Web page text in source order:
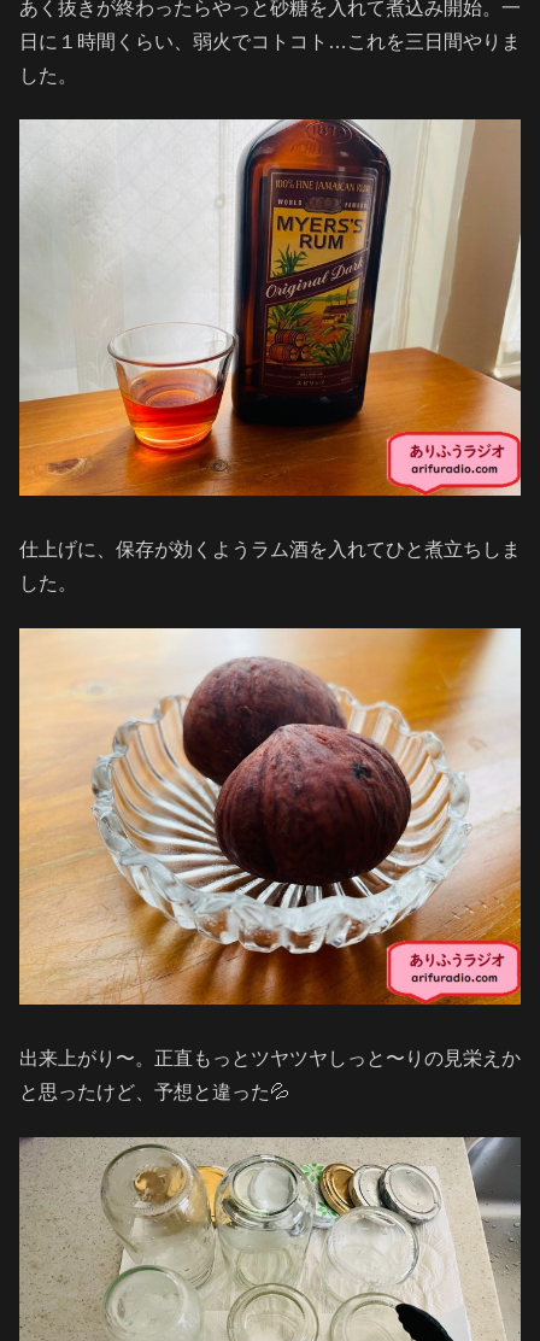
あく抜きが終わったらやっと砂糖を入れて煮込み開始。一
日に１時間くらい、弱火でコトコト…これを三日間やりま
した。
仕上げに、保存が効くようラム酒を入れてひと煮立ちしま
した。
出来上がり〜。正直もっとツヤツヤしっと〜りの見栄えか
と思ったけど、予想と違った💦